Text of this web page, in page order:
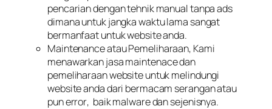
pencarian dengan tehnik manual tanpaads
dimana untuk jangka waktu lama sangat
bermanfaat untuk website anda.
Maintenanceatau Pemeliharaan, Kami
menawarkan jasamaintenacedan
pemeliharaan website untuk melindungi
website anda dari bermacam serangan atau
punerror, baikmalwaredan sejenisnya.